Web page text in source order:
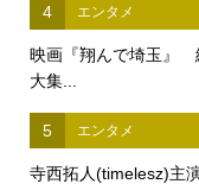
4 エンタメ
映画『翔んで埼玉』
大集...
5 エンタメ
寺西拓人(timelesz)主